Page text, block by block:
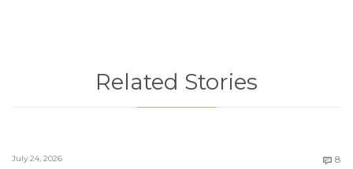
Related Stories
July 24, 2026  8